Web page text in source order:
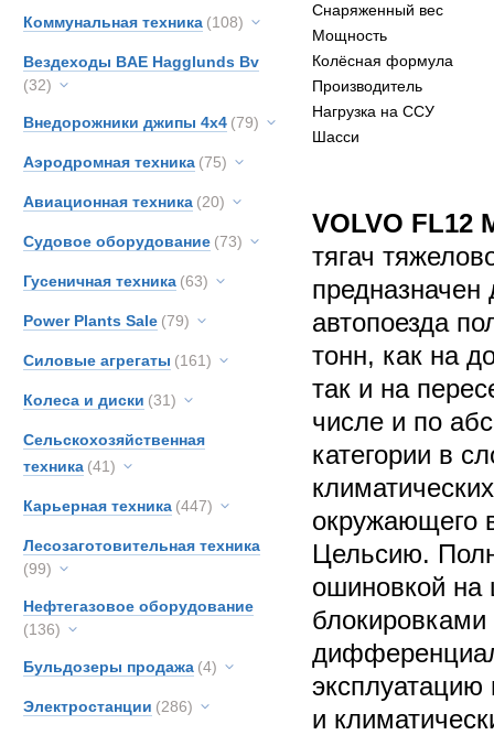
Коммунальная техника (108)
Вездеходы BAE Hagglunds Bv
(32)
Внедорожники джипы 4х4 (79)
Аэродромная техника (75)
Авиационная техника (20)
Судовое оборудование (73)
Гусеничная техника (63)
Power Plants Sale (79)
Силовые агрегаты (161)
Колеса и диски (31)
Сельскохозяйственная
техника (41)
Карьерная техника (447)
Лесозаготовительная техника
(99)
Нефтегазовое оборудование
(136)
Бульдозеры продажа (4)
Электростанции (286)
Снаряженный вес
Мощность
Колёсная формула
Производитель
Нагрузка на ССУ
Шасси
VOLVO FL12
тягач
предназначен
автопоезда
тонн, как на
так и на
числе и по
категории в
окружающего
Цельсию.
ошиновкой на
и